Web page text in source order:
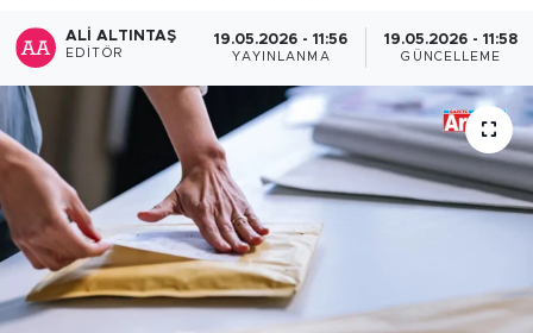
ALI ALTINTAŞ
EDITÖR
19.05.2026 - 11:56
YAYINLANMA
19.05.2026 - 11:58
GÜNCELLEME